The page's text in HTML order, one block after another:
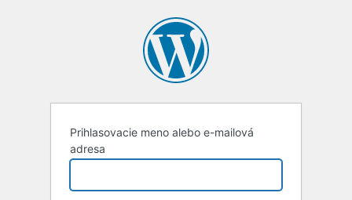
Prihlasovacie meno alebo e-mailová
adresa